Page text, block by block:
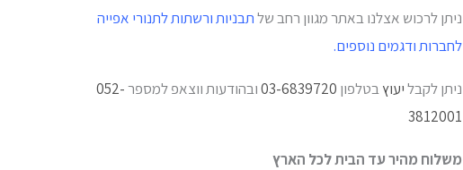
ניתן לרכוש אצלנו באתר מגוון רחב שלתבניות ורשתות לתנורי אפייה
לחברות ודגמים נוספים.
ניתן לקבליעוץבטלפון 03-6839720ובהודעות ווצאפ למספר052-
3812001
משלוח מהיר עד הבית לכל הארץ